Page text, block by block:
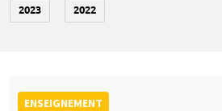
2023 2022
ENSEIGNEMENT